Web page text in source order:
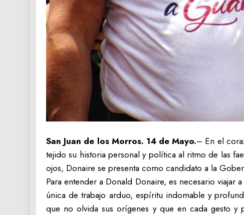
San Juan de los Morros. 14 de Mayo.– En el
tejido su historia personal y política al ritmo de las
ojos, Donaire se presenta como candidato a la
Para entender a Donald Donaire, es necesario
única de trabajo arduo, espíritu indomable y
que no olvida sus orígenes y que en cada gesto y